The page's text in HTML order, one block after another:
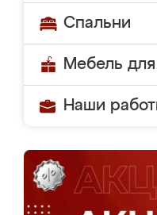
Спальни
Мебель
Наши